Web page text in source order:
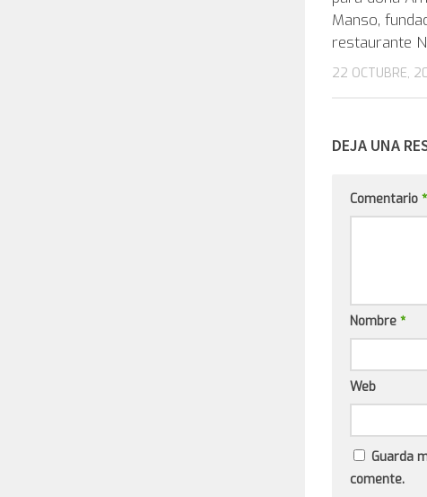
Manso,
restaurante
22 OCTUBRE,
DEJA UNA
Comentario *
Nombre *
Web
Guarda
comente.